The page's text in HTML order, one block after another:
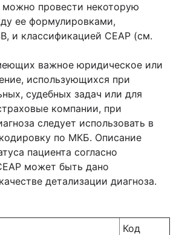
провести некоторую
ее формулировками,
и классификацией СЕАР (см.
важное юридическое или
использующихся при
судебных задач или для
компании, при
следует использовать в
по МКБ. Описание
пациента согласно
может быть дано
детализации диагноза.
Код